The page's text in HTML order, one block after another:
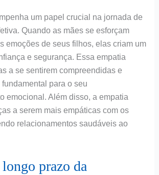
um papel crucial na jornada de
Quando as mães se esforçam
emoções de seus filhos, elas criam um
e segurança. Essa empatia
a se sentirem compreendidas e
para o seu
emocional. Além disso, a empatia
a serem mais empáticas com os
relacionamentos saudáveis ao
prazo da